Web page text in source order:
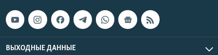
ВЫХОДНЫЕ ДАННЫЕ